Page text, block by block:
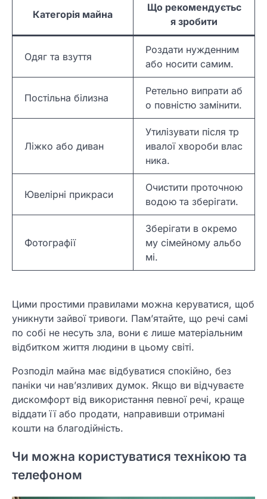
Категорія майна
Що рекомендуєтьс
я зробити
Одяг та взуття
Роздати нужденним
або носити самим.
Постільна білизна
Ретельно випрати аб
о повністю замінити.
Ліжко або диван
Утилізувати після тр
ивалої хвороби влас
ника.
Ювелірні прикраси
Очистити проточною
водою та зберігати.
Фотографії
Зберігати в окремо
му сімейному альбо
мі.
Цими простими правилами можна керуватися, щоб
уникнути зайвої тривоги. Пам’ятайте, що речі самі
по собі не несуть зла, вони є лише матеріальним
відбитком життя людини в цьому світі.
Розподіл майна має відбуватися спокійно, без
паніки чи нав’язливих думок. Якщо ви відчуваєте
дискомфорт від використання певної речі, краще
віддати її або продати, направивши отримані
кошти на благодійність.
Чи можна користуватися технікою та
телефоном